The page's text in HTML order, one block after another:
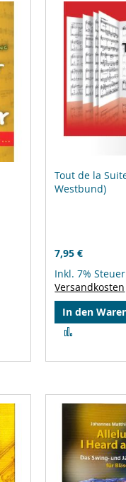
Tout de la
Westbund)
7,95 €
Inkl. 7%
Versandkosten
In den